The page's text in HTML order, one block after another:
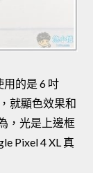
的是 6 吋
就顯色效果和
，光是上邊框
Pixel 4 XL 真